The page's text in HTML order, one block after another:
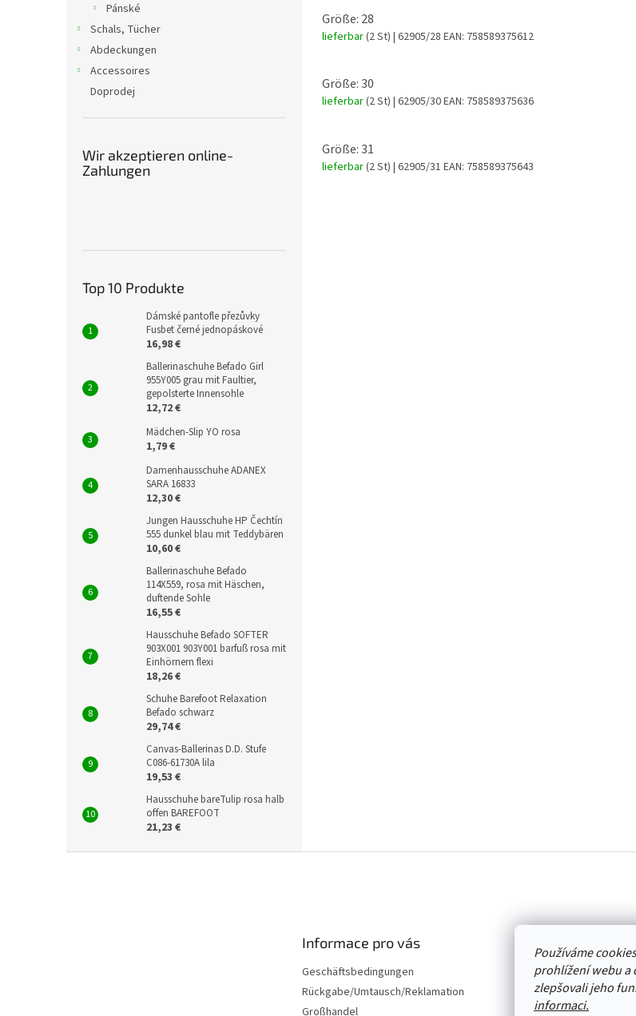
Používáme
prohlížení webu a
zlepšovali jeho
informaci.
Pánské
Schals, Tücher
Abdeckungen
Accessoires
Doprodej
Wir akzeptieren online-
Zahlungen
Top 10 Produkte
Dámské pantofle přezůvky
Fusbet černé jednopáskové
16,98 €
Ballerinaschuhe Befado Girl
955Y005 grau mit Faultier,
gepolsterte Innensohle
12,72 €
Mädchen-Slip YO rosa
1,79 €
Damenhausschuhe ADANEX
SARA 16833
12,30 €
Jungen Hausschuhe HP Čechtín
555 dunkel blau mit Teddybären
10,60 €
Ballerinaschuhe Befado
114X559, rosa mit Häschen,
duftende Sohle
16,55 €
Hausschuhe Befado SOFTER
903X001 903Y001 barfuß rosa mit
Einhörnern flexi
18,26 €
Schuhe Barefoot Relaxation
Befado schwarz
29,74 €
Canvas-Ballerinas D.D. Stufe
C086-61730A lila
19,53 €
Hausschuhe bareTulip rosa halb
offen BAREFOOT
21,23 €
Größe: 28
lieferbar(2 St) | 62905/28 EAN: 758589375612
Größe: 30
lieferbar(2 St) | 62905/30EAN: 758589375636
Größe: 31
lieferbar(2 St) | 62905/31 EAN: 758589375643
Informace pro vás
Geschäftsbedingungen
Rückgabe/Umtausch/Reklamation
Großhandel